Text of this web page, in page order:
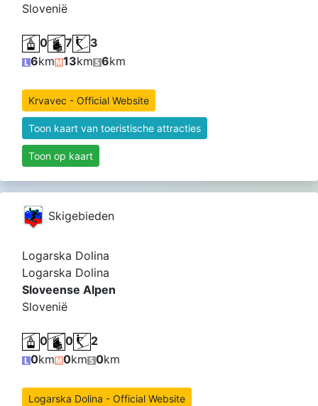
Slovenië
0 7
3
6km 13km 6km
Krvavec - Official Website
Toon kaart van toeristische attracties
Toon op kaart
Skigebieden
Logarska Dolina
Logarska Dolina
Sloveense Alpen
Slovenië
0 0
2
0km 0km 0km
Logarska Dolina - Official Website